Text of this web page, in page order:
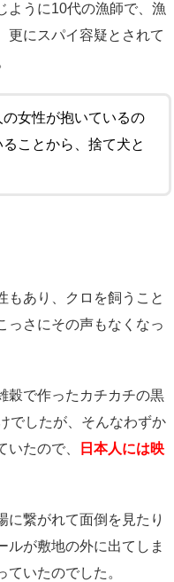
ように10代の漁師で、漁
更にスパイ容疑とされて
女性が抱いているの
ことから、捨て犬と
もあり、クロを飼うこと
っさにその声もなくなっ
穀で作ったカチカチの黒
でしたが、そんなわずか
たので、
日本人には映
に繋がれて面倒を見たり
ルが敷地の外に出てしま
いたのでした。